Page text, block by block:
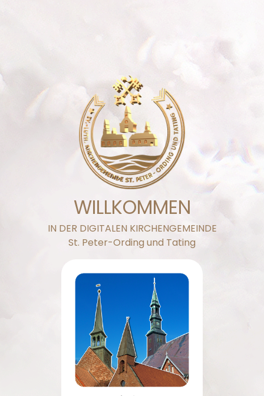
WILLKOMMEN
IN DER DIGITALEN KIRCHENGEMEINDE
St. Peter-Ording und Tating